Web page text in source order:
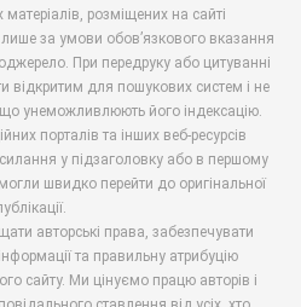
розміщених на сайті
за умови обов’язкового вказання
При передруку або цитуванні
відкритим для пошукових систем і не
унеможливлюють його індексацію.
порталів та інших веб-ресурсів
у підзаголовку або в першому
швидко перейти до оригінальної
авторські права, забезпечувати
та правильну атрибуцію
сайту. Ми цінуємо працю авторів і